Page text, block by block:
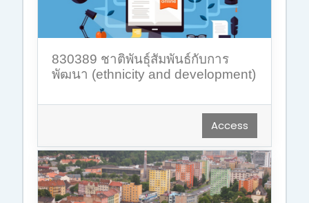
830389 ชาติพันธุ์สัมพันธ์กับการ
พัฒนา (ethnicity and development)
Access